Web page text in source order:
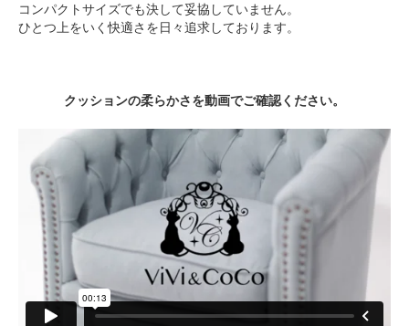
コンパクトサイズでも決して妥協していません。
ひとつ上をいく快適さを日々追求しております。
クッションの柔らかさを動画でご確認ください。